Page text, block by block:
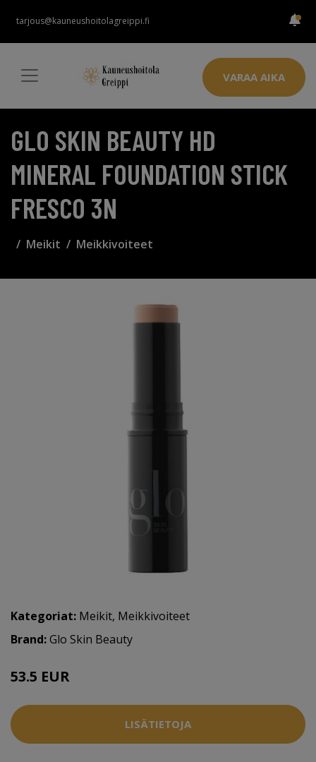
tarjous@kauneushoitolagreippi.fi
VARAA AIKA
GLO SKIN BEAUTY HD
MINERAL FOUNDATION STICK
FRESCO 3N
Meikit Meikkivoiteet
Kategoriat: Meikit, Meikkivoiteet
Brand:Glo Skin Beauty
53.5 EUR
LISÄTIETOJA